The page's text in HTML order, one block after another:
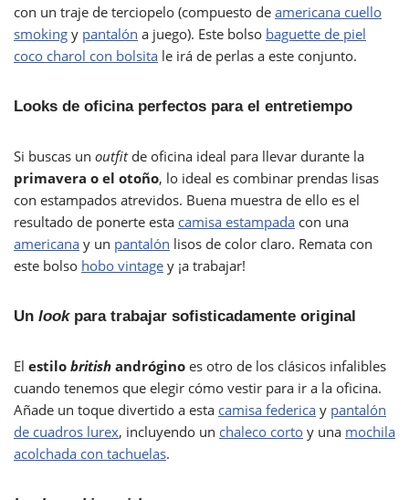
con un traje de terciopelo (compuesto de americana cuello
smoking y pantalón a juego). Este bolso baguette de piel
coco charol con bolsita le irá de perlas a este conjunto.
Looks de oficina perfectos para el entretiempo
Si buscas un outfit de oficina ideal para llevar durante la
primavera o el otoño, lo ideal es combinar prendas lisas
con estampados atrevidos. Buena muestra de ello es el
resultado de ponerte esta camisa estampada con una
americana y un pantalón lisos de color claro. Remata con
este bolso hobo vintage y ¡a trabajar!
Un look para trabajar sofisticadamente original
El estilo british andrógino es otro de los clásicos infalibles
cuando tenemos que elegir cómo vestir para ir a la oficina.
Añade un toque divertido a esta camisa federica y pantalón
de cuadros lurex, incluyendo un chaleco corto y una mochila
acolchada con tachuelas.